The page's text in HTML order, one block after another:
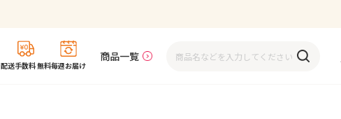
配送手数料 無料毎週お届け
商品一覧